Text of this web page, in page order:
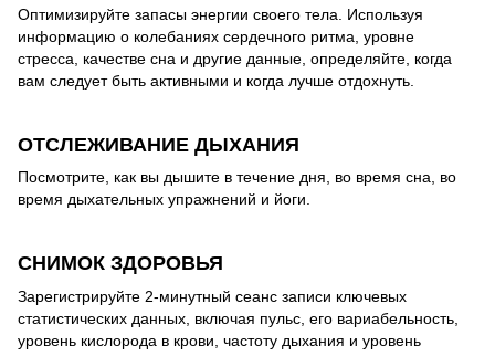
Оптимизируйте запасы энергии своего тела. Используя
информацию о колебаниях сердечного ритма, уровне
стресса, качестве сна и другие данные, определяйте, когда
вам следует быть активными и когда лучше отдохнуть.
ОТСЛЕЖИВАНИЕ ДЫХАНИЯ
Посмотрите, как вы дышите в течение дня, во время сна, во
время дыхательных упражнений и йоги.
СНИМОК ЗДОРОВЬЯ
Зарегистрируйте 2-минутный сеанс записи ключевых
статистических данных, включая пульс, его вариабельность,
уровень кислорода в крови, частоту дыхания и уровень